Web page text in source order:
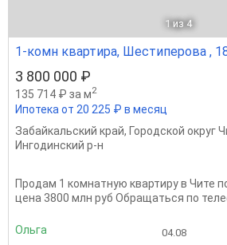
1 из 4
1-комн квартира, Шестиперова ,
3 800 000 ₽
135 714 ₽ за м2
Ипотека от 20 225 ₽ в месяц
Забайкальский край, Городской округ
Ингодинский р-н
Продам 1 комнатную квартиру в Чите
цена 3800 млн руб Обращаться по
Ольга 04.08